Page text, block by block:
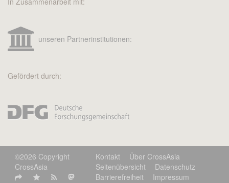
unseren Partnerinstitutionen:
Gefördert durch:
©2026 Copyright
CrossAsia
Kontakt
Über CrossAsia
Seitenübersicht
Datenschutz
Barrierefreiheit
Impressum